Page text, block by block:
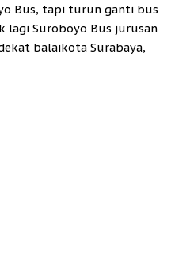
Bus, tapi turun ganti bus
lagi Suroboyo Bus jurusan
balaikota Surabaya,